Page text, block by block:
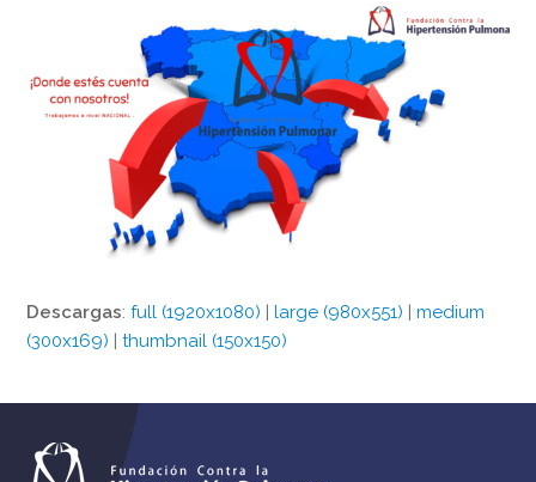
Descargas:full (1920x1080) |large (980x551) |medium
(300x169) |thumbnail (150x150)